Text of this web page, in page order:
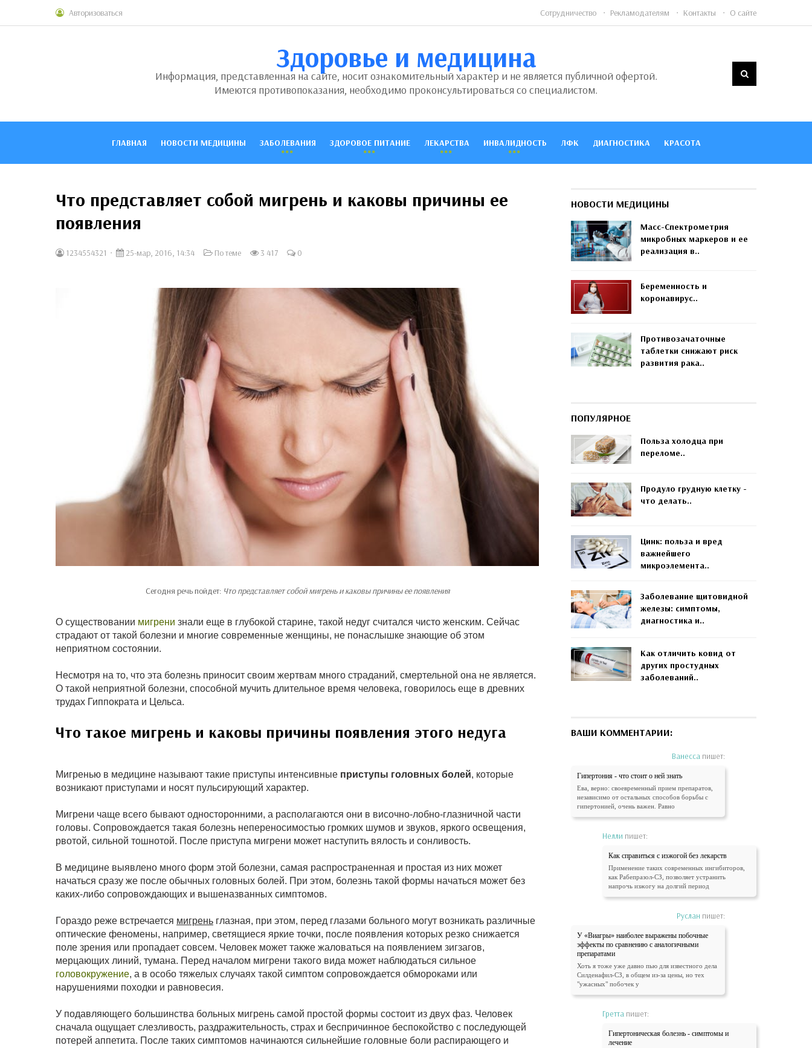
Авторизоваться Сотрудничество Рекламодателям Контакты О сайте
Здоровье и медицина
Информация, представленная на сайте, носит ознакомительный характер и не является публичной офертой.
Имеются противопоказания, необходимо проконсультироваться со специалистом.
ГЛАВНАЯ НОВОСТИ МЕДИЦИНЫ ЗАБОЛЕВАНИЯ ЗДОРОВОЕ ПИТАНИЕ ЛЕКАРСТВА ИНВАЛИДНОСТЬ ЛФК ДИАГНОСТИКА КРАСОТА
Что представляет собой мигрень и каковы причины ее
появления
1234554321 25-мар, 2016, 14:34 По теме 3 417 0
Сегодня речь пойдет: Что представляет собой мигрень и каковы причины ее появления
О существовании мигрени знали еще в глубокой старине, такой недуг считался чисто женским. Сейчас
страдают от такой болезни и многие современные женщины, не понаслышке знающие об этом
неприятном состоянии.
Несмотря на то, что эта болезнь приносит своим жертвам много страданий, смертельной она не является.
О такой неприятной болезни, способной мучить длительное время человека, говорилось еще в древних
трудах Гиппократа и Цельса.
Что такое мигрень и каковы причины появления этого недуга
Мигренью в медицине называют такие приступы интенсивные приступы головных болей, которые
возникают приступами и носят пульсирующий характер.
Мигрени чаще всего бывают односторонними, а располагаются они в височно-лобно-глазничной части
головы. Сопровождается такая болезнь непереносимостью громких шумов и звуков, яркого освещения,
рвотой, сильной тошнотой. После приступа мигрени может наступить вялость и сонливость.
В медицине выявлено много форм этой болезни, самая распространенная и простая из них может
начаться сразу же после обычных головных болей. При этом, болезнь такой формы начаться может без
каких-либо сопровождающих и вышеназванных симптомов.
Гораздо реже встречается мигрень глазная, при этом, перед глазами больного могут возникать различные
оптические феномены, например, светящиеся яркие точки, после появления которых резко снижается
поле зрения или пропадает совсем. Человек может также жаловаться на появлением зигзагов,
мерцающих линий, тумана. Перед началом мигрени такого вида может наблюдаться сильное
головокружение, а в особо тяжелых случаях такой симптом сопровождается обмороками или
нарушениями походки и равновесия.
У подавляющего большинства больных мигрень самой простой формы состоит из двух фаз. Человек
сначала ощущает слезливость, раздражительность, страх и беспричинное беспокойство с последующей
потерей аппетита. После таких симптомов начинаются сильнейшие головные боли распирающего и
НОВОСТИ МЕДИЦИНЫ
Масс-Спектрометрия
микробных маркеров и ее
реализация в..
Беременность и
коронавирус..
Противозачаточные
таблетки снижают риск
развития рака..
ПОПУЛЯРНОЕ
Польза холодца при
переломе..
Продуло грудную клетку -
что делать..
Цинк: польза и вред
важнейшего
микроэлемента..
Заболевание щитовидной
железы: симптомы,
диагностика и..
Как отличить ковид от
других простудных
заболеваний..
ВАШИ КОММЕНТАРИИ:
Ванесса пишет:
Гипертония - что стоит о ней знать
Ева, верно: своевременный прием препаратов,
независимо от остальных способов борьбы с
гипертонией, очень важен. Равно
Нелли пишет:
Как справиться с изжогой без лекарств
Применение таких современных ингибиторов,
как Рабепразол-СЗ, позволяет устранить
напрочь изжогу на долгий период
Руслан пишет:
У «Виагры» наиболее выражены побочные
эффекты по сравнению с аналогичными
препаратами
Хоть я тоже уже давно пью для известного дела
Силденафил-СЗ, в общем из-за цены, но тех
"ужасных" побочек у
Гретта пишет:
Гипертоническая болезнь - симптомы и
лечение